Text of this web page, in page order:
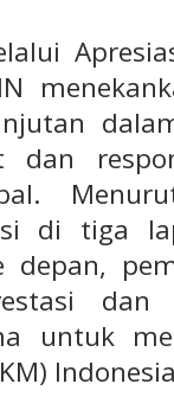
di tiga
depan,
dan
untuk